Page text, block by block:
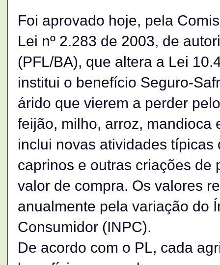
Foi aprovado hoje, pela
Lei nº 2.283 de 2003, de
(PFL/BA), que altera a Lei
institui o benefício Seguro-
árido que vierem a perder
feijão, milho, arroz, mandioca
inclui novas atividades
caprinos e outras criações de
valor de compra. Os valores
anualmente pela variação do
Consumidor (INPC).
De acordo com o PL, cada